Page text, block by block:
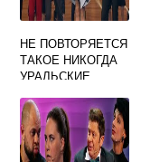
НЕ ПОВТОРЯЕТСЯ
ТАКОЕ НИКОГДА
УРАЛЬСКИЕ